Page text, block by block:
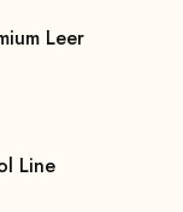
Leer
Line